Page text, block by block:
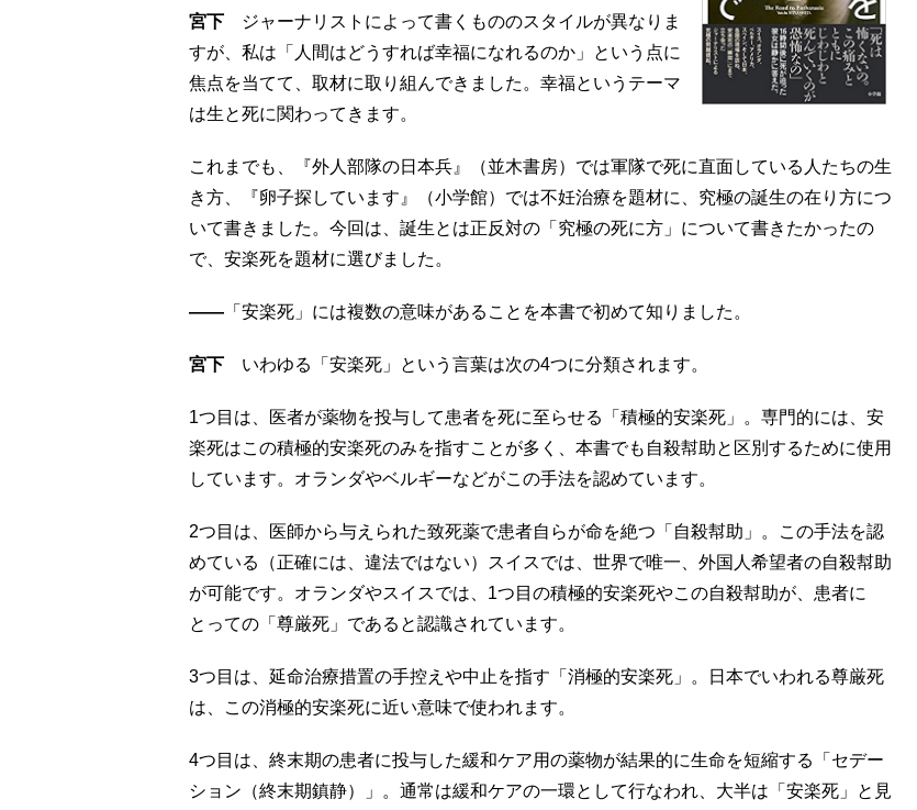
宮下 ジャーナリストによって書くもののスタイルが異なりま
すが、私は「人間はどうすれば幸福になれるのか」という点に
焦点を当てて、取材に取り組んできました。幸福というテーマ
は生と死に関わってきます。
これまでも、『外人部隊の日本兵』（並木書房）では軍隊で死に直面している人たちの生
き方、『卵子探しています』（小学館）では不妊治療を題材に、究極の誕生の在り方につ
いて書きました。今回は、誕生とは正反対の「究極の死に方」について書きたかったの
で、安楽死を題材に選びました。
―― 「安楽死」には複数の意味があることを本書で初めて知りました。
宮下 いわゆる「安楽死」という言葉は次の4つに分類されます。
1つ目は、医者が薬物を投与して患者を死に至らせる「積極的安楽死」。専門的には、安
楽死はこの積極的安楽死のみを指すことが多く、本書でも自殺幇助と区別するために使用
しています。オランダやベルギーなどがこの手法を認めています。
2つ目は、医師から与えられた致死薬で患者自らが命を絶つ「自殺幇助」。この手法を認
めている（正確には、違法ではない）スイスでは、世界で唯一、外国人希望者の自殺幇助
が可能です。オランダやスイスでは、1つ目の積極的安楽死やこの自殺幇助が、患者に
とっての「尊厳死」であると認識されています。
3つ目は、延命治療措置の手控えや中止を指す「消極的安楽死」。日本でいわれる尊厳死
は、この消極的安楽死に近い意味で使われます。
4つ目は、終末期の患者に投与した緩和ケア用の薬物が結果的に生命を短縮する「セデー
ション（終末期鎮静）」。通常は緩和ケアの一環として行なわれ、大半は「安楽死」と見